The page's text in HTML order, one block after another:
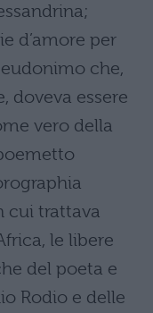
d’amore per
che,
doveva essere
vero della
cui trattava
le libere
del poeta e
Rodio e delle